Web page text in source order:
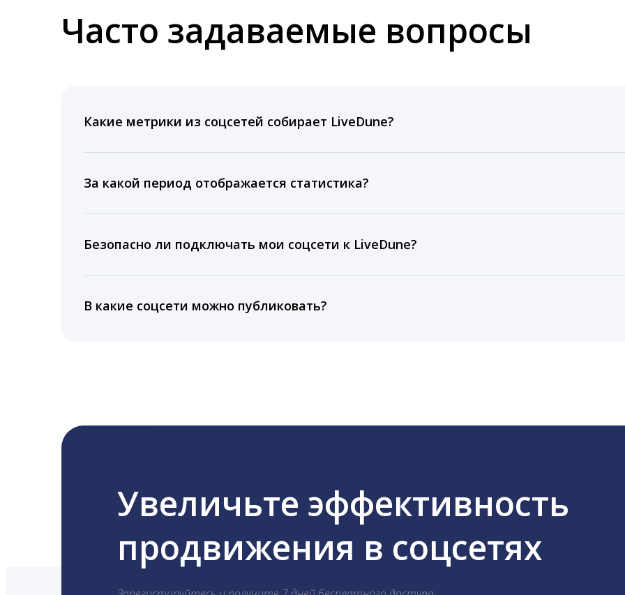
Часто задаваемые вопросы
Какие метрики из соцсетей собирает LiveDune?
время для публикации, показываем лучшие посты и присылаем автоматические отчеты с
За какой период отображается статистика?
подключении тарифа Блогер. При оплате тарифа Бизнес отображаются сведения за 3 года, а
5 лет.
Безопасно ли подключать мои соцсети к LiveDune?
информацию третьим лицам.
В какие соцсети можно публиковать?
Увеличьте эффективность
продвижения в соцсетях